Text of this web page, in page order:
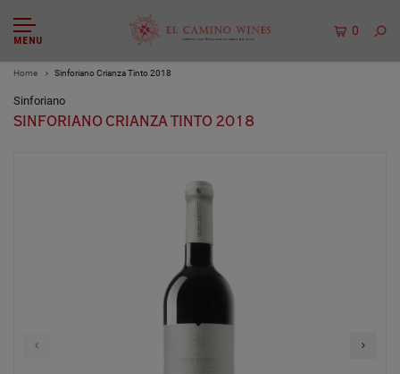
MENU
0
Home Sinforiano Crianza Tinto 2018
Sinforiano
SINFORIANO CRIANZA TINTO 2018